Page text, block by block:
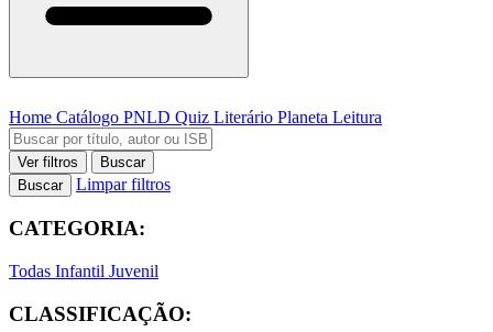
Home Catálogo PNLD Quiz Literário Planeta Leitura
Ver filtros
Buscar
Buscar
Limpar filtros
CATEGORIA:
Todas Infantil Juvenil
CLASSIFICAÇÃO: